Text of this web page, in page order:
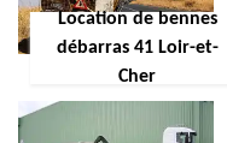
Location de bennes
débarras 41 Loir-et-
Cher